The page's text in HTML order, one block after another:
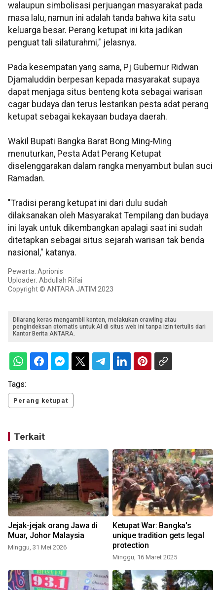
walaupun simbolisasi perjuangan masyarakat pada
masa lalu, namun ini adalah tanda bahwa kita satu
keluarga besar. Perang ketupat ini kita jadikan
penguat tali silaturahmi," jelasnya.
Pada kesempatan yang sama, Pj Gubernur Ridwan
Djamaluddin berpesan kepada masyarakat supaya
dapat menjaga situs benteng kota sebagai warisan
cagar budaya dan terus lestarikan pesta adat perang
ketupat sebagai kekayaan budaya daerah.
Wakil Bupati Bangka Barat Bong Ming-Ming
menuturkan, Pesta Adat Perang Ketupat
diselenggarakan dalam rangka menyambut bulan suci
Ramadan.
"Tradisi perang ketupat ini dari dulu sudah
dilaksanakan oleh Masyarakat Tempilang dan budaya
ini layak untuk dikembangkan apalagi saat ini sudah
ditetapkan sebagai situs sejarah warisan tak benda
nasional," katanya.
Pewarta: Aprionis
Uploader: Abdullah Rifai
Copyright © ANTARA JATIM 2023
Dilarang keras mengambil konten, melakukan crawling atau
pengindeksan otomatis untuk AI di situs web ini tanpa izin tertulis dari
Kantor Berita ANTARA.
Tags:
Perang ketupat
Terkait
Jejak-jejak orang Jawa di
Muar, Johor Malaysia
Minggu, 31 Mei 2026
Ketupat War: Bangka's
unique tradition gets legal
protection
Minggu, 16 Maret 2025